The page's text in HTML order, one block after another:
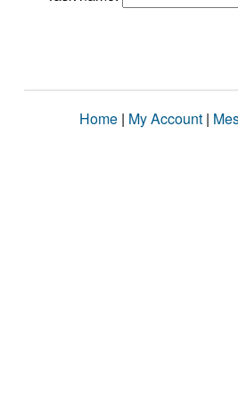
Home | My Account |